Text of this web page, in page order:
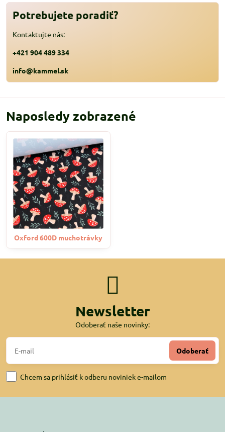
Potrebujete poradiť?
Kontaktujte nás:
+421 904 489 334
info@kammel.sk
Naposledy zobrazené
Oxford 600D muchotrávky
Newsletter
Odoberať naše novinky:
Odoberať
Chcem sa prihlásiť k odberu noviniek e-mailom